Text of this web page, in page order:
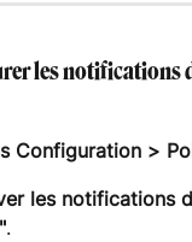
les notifications
Configuration >
les notifications
.